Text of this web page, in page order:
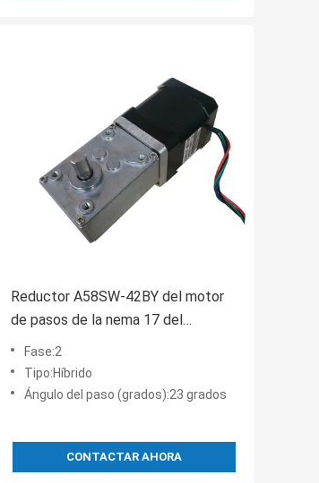
Reductor A58SW-42BY del motor
de pasos de la nema 17 del
engranaje de gusano con el ratio de
reducción
Fase:2
Tipo:Híbrido
Ángulo del paso (grados):23 grados
CONTACTAR AHORA